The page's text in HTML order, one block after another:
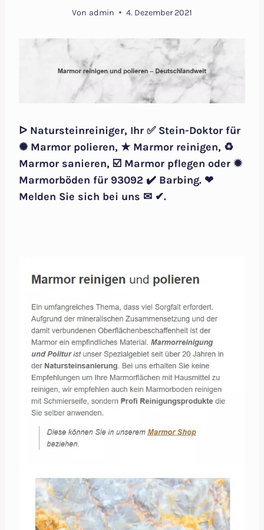
Von admin 4. Dezember 2021
ᐅ Natursteinreiniger, Ihr ✅ Stein-Doktor für
✺ Marmor polieren, ★ Marmor reinigen, ♻
Marmor sanieren, ☑️ Marmor pflegen oder ✹
Marmorböden für 93092 ✔️ Barbing. ❤
Melden Sie sich bei uns ✉ ✔.